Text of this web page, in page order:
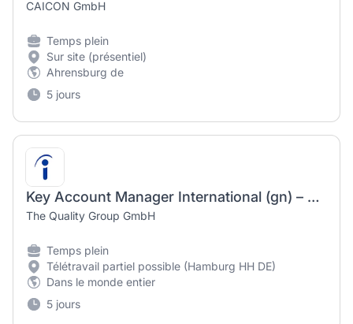
CAICON GmbH
Temps plein
Sur site (présentiel)
Ahrensburg de
5 jours
Key Account Manager International (gn) – Amazon Vendor
The Quality Group GmbH
Temps plein
Télétravail partiel possible (Hamburg HH DE)
Dans le monde entier
5 jours